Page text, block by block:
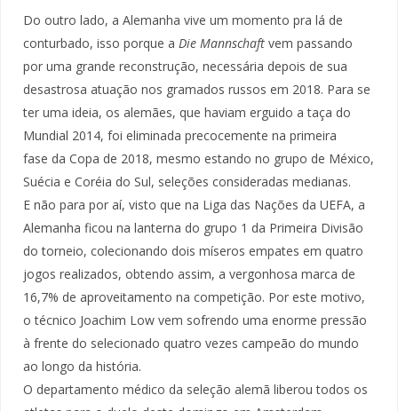
Do outro lado, a Alemanha vive um momento pra lá de
conturbado, isso porque a Die Mannschaft vem passando
por uma grande reconstrução, necessária depois de sua
desastrosa atuação nos gramados russos em 2018. Para se
ter uma ideia, os alemães, que haviam erguido a taça do
Mundial 2014, foi eliminada precocemente na primeira
fase da Copa de 2018, mesmo estando no grupo de México,
Suécia e Coréia do Sul, seleções consideradas medianas.
E não para por aí, visto que na Liga das Nações da UEFA, a
Alemanha ficou na lanterna do grupo 1 da Primeira Divisão
do torneio, colecionando dois míseros empates em quatro
jogos realizados, obtendo assim, a vergonhosa marca de
16,7% de aproveitamento na competição. Por este motivo,
o técnico Joachim Low vem sofrendo uma enorme pressão
à frente do selecionado quatro vezes campeão do mundo
ao longo da história.
O departamento médico da seleção alemã liberou todos os